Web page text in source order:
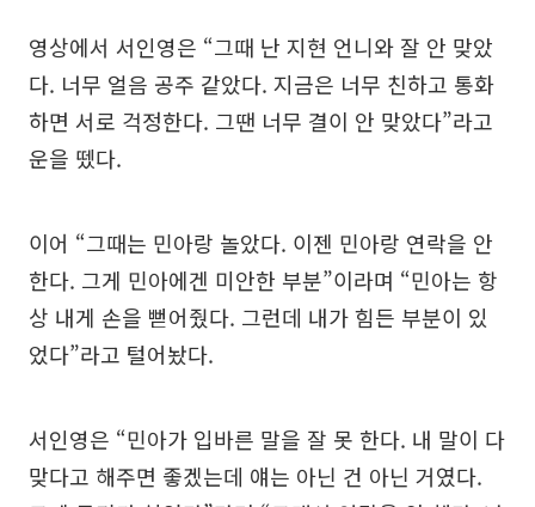
영상에서 서인영은 “그때 난 지현 언니와 잘 안 맞았
다. 너무 얼음 공주 같았다. 지금은 너무 친하고 통화
하면 서로 걱정한다. 그땐 너무 결이 안 맞았다”라고
운을 뗐다.
이어 “그때는 민아랑 놀았다. 이젠 민아랑 연락을 안
한다. 그게 민아에겐 미안한 부분”이라며 “민아는 항
상 내게 손을 뻗어줬다. 그런데 내가 힘든 부분이 있
었다”라고 털어놨다.
서인영은 “민아가 입바른 말을 잘 못 한다. 내 말이 다
맞다고 해주면 좋겠는데 얘는 아닌 건 아닌 거였다.